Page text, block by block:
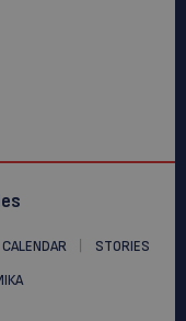
CALENDAR
STORIES